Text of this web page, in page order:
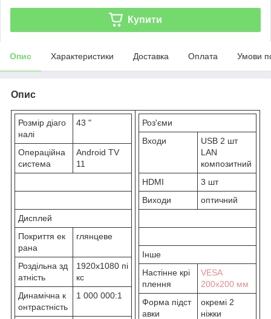
Купити
Опис Характеристики Доставка Оплата Умови
Опис
Розмір діаго
налі
43 "
Операційна
система
Android TV
11
Дисплей
Покриття ек
рана
глянцеве
Роздільна зд
атність
1920x1080 пі
кс
Динамічна к
онтрастність
1 000 000:1
Роз'єми
Входи
USB 2 шт
LAN
композитний
HDMI
3 шт
Виходи
оптичний
Інше
Настінне крі
плення
VESA
200х200 мм
Форма підст
авки
окремі 2
ніжки